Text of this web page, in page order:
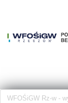
WFOŚiGW Rz-w -